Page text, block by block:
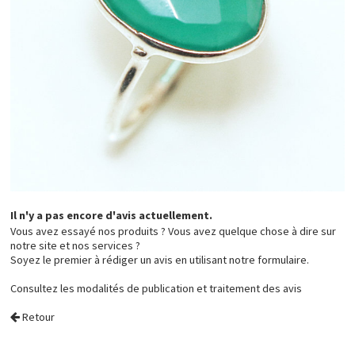
Il n'y a pas encore d'avis actuellement.
Vous avez essayé nos produits ? Vous avez quelque chose à dire sur
notre site et nos services ?
Soyez le premier à rédiger un avis en utilisant notre formulaire.
Consultez lesmodalités de publication et traitement des avis
Retour